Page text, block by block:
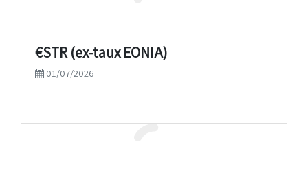
€STR (ex-taux EONIA)
01/07/2026